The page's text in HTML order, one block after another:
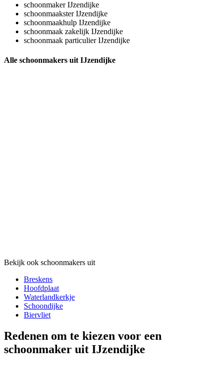
schoonmaker IJzendijke
schoonmaakster IJzendijke
schoonmaakhulp IJzendijke
schoonmaak zakelijk IJzendijke
schoonmaak particulier IJzendijke
Alle schoonmakers uit IJzendijke
Bekijk ook schoonmakers uit
Breskens
Hoofdplaat
Waterlandkerkje
Schoondijke
Biervliet
Redenen om te kiezen voor een
schoonmaker uit IJzendijke